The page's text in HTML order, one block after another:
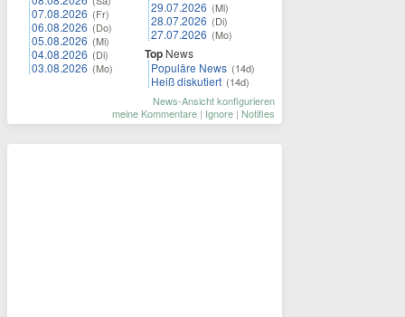
07.08.2026 (Fr)
06.08.2026 (Do)
05.08.2026 (Mi)
04.08.2026 (Di)
03.08.2026 (Mo)
29.07.2026 (Mi)
28.07.2026 (Di)
27.07.2026 (Mo)
Top News
Populäre News (14d)
Heiß diskutiert (14d)
News-Ansicht konfigurieren
meine Kommentare | Ignore | Notifies